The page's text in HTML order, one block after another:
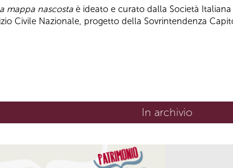
mappa nascosta è ideato e curato dalla Società
Civile Nazionale, progetto della Sovrintendenza
In archivio